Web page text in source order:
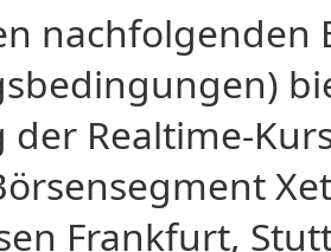
nachfolgenden
der Realtime-
Frankfurt,